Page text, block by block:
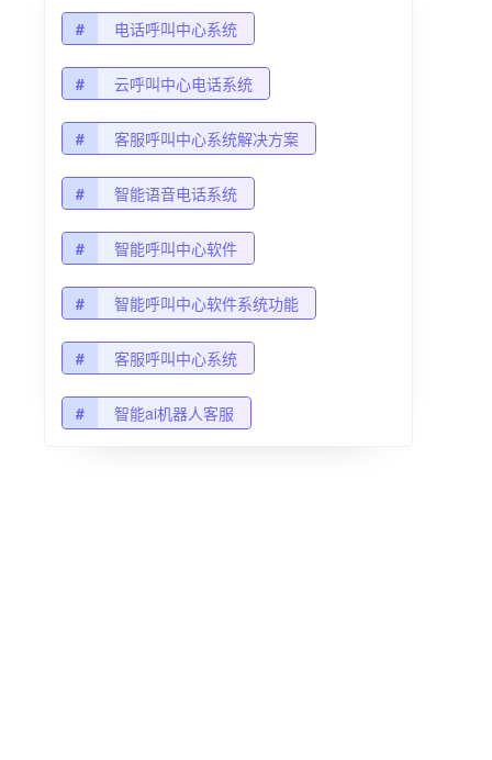
# 电话呼叫中心系统
# 云呼叫中心电话系统
# 客服呼叫中心系统解决方案
# 智能语音电话系统
# 智能呼叫中心软件
# 智能呼叫中心软件系统功能
# 客服呼叫中心系统
# 智能ai机器人客服